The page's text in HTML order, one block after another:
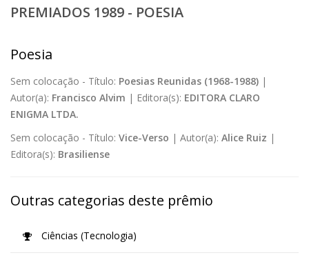
PREMIADOS 1989 - POESIA
Poesia
Sem colocação - Título: Poesias Reunidas (1968-1988) |
Autor(a): Francisco Alvim | Editora(s): EDITORA CLARO
ENIGMA LTDA.
Sem colocação - Título: Vice-Verso | Autor(a): Alice Ruiz |
Editora(s): Brasiliense
Outras categorias deste prêmio
Ciências (Tecnologia)